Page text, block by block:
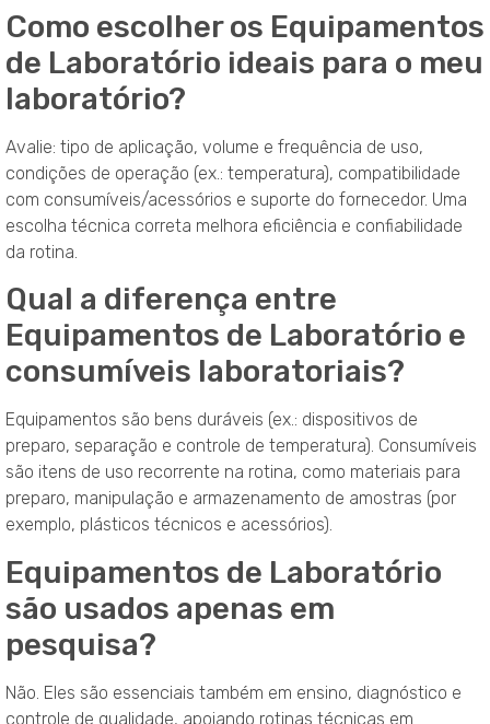
Como escolher os Equipamentos
de Laboratório ideais para o meu
laboratório?
Avalie: tipo de aplicação, volume e frequência de uso,
condições de operação (ex.: temperatura), compatibilidade
com consumíveis/acessórios e suporte do fornecedor. Uma
escolha técnica correta melhora eficiência e confiabilidade
da rotina.
Qual a diferença entre
Equipamentos de Laboratório e
consumíveis laboratoriais?
Equipamentos são bens duráveis (ex.: dispositivos de
preparo, separação e controle de temperatura). Consumíveis
são itens de uso recorrente na rotina, como materiais para
preparo, manipulação e armazenamento de amostras (por
exemplo, plásticos técnicos e acessórios).
Equipamentos de Laboratório
são usados apenas em
pesquisa?
Não. Eles são essenciais também em ensino, diagnóstico e
controle de qualidade, apoiando rotinas técnicas em